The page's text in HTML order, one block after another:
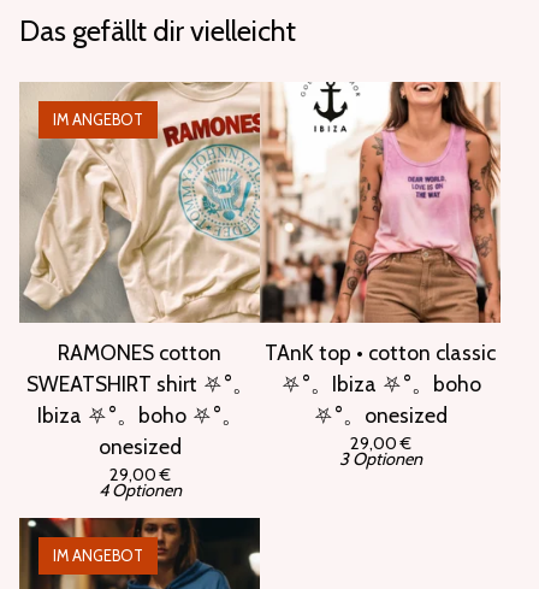
Das gefällt dir vielleicht
IM ANGEBOT
RAMONES cotton
SWEATSHIRT shirt ⛧°。
Ibiza ⛧°。boho ⛧°。
onesized
29,00€
4 Optionen
TAnK top • cotton classic
⛧°。Ibiza ⛧°。boho
⛧°。onesized
29,00€
3 Optionen
IM ANGEBOT